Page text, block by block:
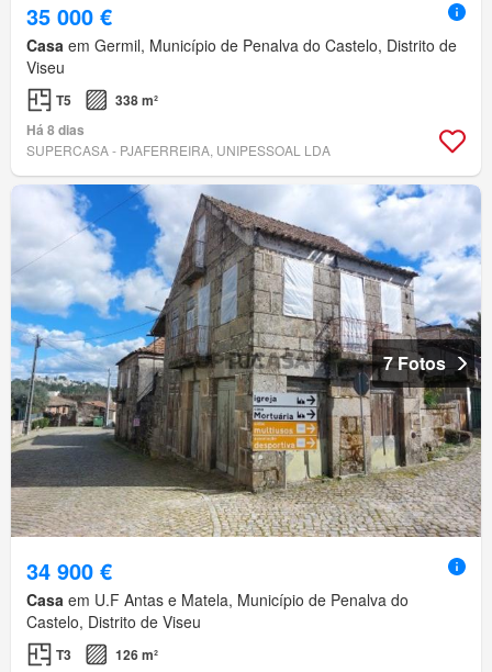
35 000 €
Casa em Germil, Município de Penalva do Castelo, Distrito de
Viseu
T5
338 m²
Há 8 dias
SUPERCASA - PJAFERREIRA, UNIPESSOAL LDA
7 Fotos
34 900 €
Casa em U.F Antas e Matela, Município de Penalva do
Castelo, Distrito de Viseu
T3
126 m²